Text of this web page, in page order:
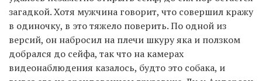
загадкой. Хотя мужчина говорит, что совершил кражу
в одиночку, в это тяжело поверить. По одной из
версий, он набросил на плечи шкуру яка и ползком
добрался до сейфа, так что на камерах
видеонаблюдения казалось, будто это собака, и